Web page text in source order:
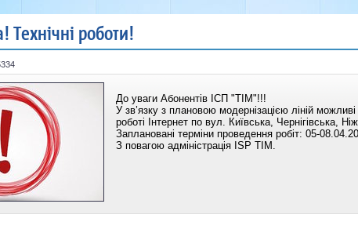
Технічні роботи!
До уваги Абонентів ІСП "ТІМ"!!!
У зв’язку з плановою модернізацією ліній
роботі Інтернет по вул. Київська, Чернігівська,
Заплановані терміни проведення робіт: 05-
З повагою адміністрація ISP TIM.